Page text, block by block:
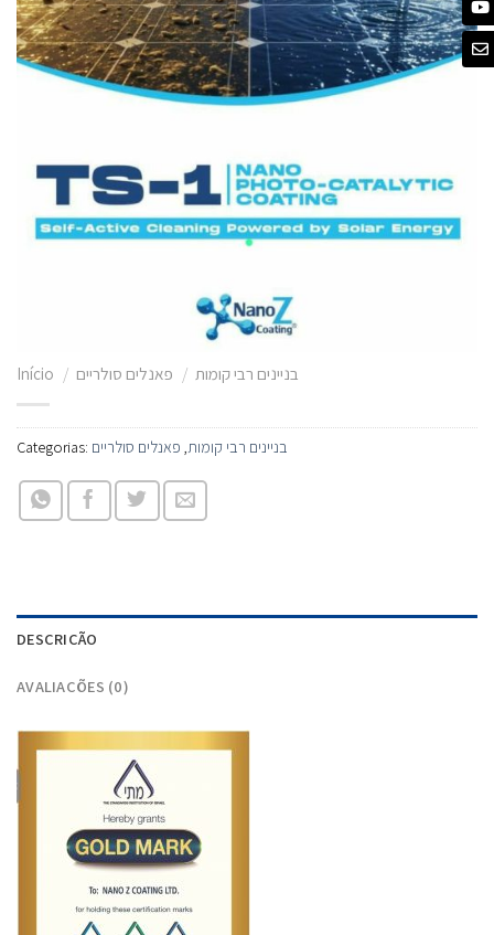
Início / בניינים רבי קומות / פאנלים סולריים
Categorias: בניינים רבי קומות פאנלים סולריים
DESCRIÇÃO
AVALIAÇÕES (0)